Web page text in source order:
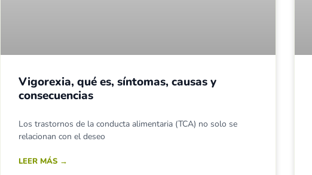
Vigorexia, qué es, síntomas, causas y
consecuencias
Los trastornos de la conducta alimentaria (TCA) no solo se
relacionan con el deseo
LEER MÁS →